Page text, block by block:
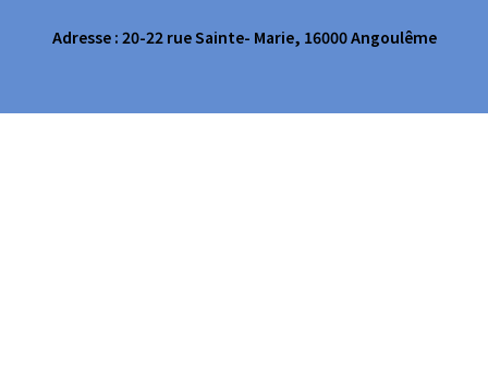
Adresse : 20-22 rue Sainte- Marie, 16000 Angoulême